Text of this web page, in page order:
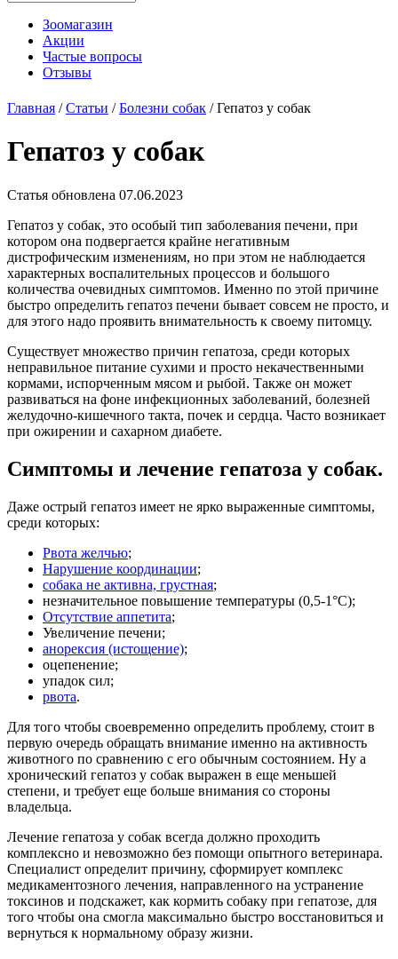
Зоомагазин
Акции
Частые вопросы
Отзывы
Главная /Статьи /Болезни собак /Гепатоз у собак
Гепатоз у собак
Статья обновлена 07.06.2023
Гепатоз у собак, это особый тип заболевания печени, при
котором она подвергается крайне негативным
дистрофическим изменениям, но при этом не наблюдается
характерных воспалительных процессов и большого
количества очевидных симптомов. Именно по этой причине
быстро определить гепатоз печени бывает совсем не просто, и
для этого надо проявить внимательность к своему питомцу.
Существует множество причин гепатоза, среди которых
неправильное питание сухими и просто некачественными
кормами, испорченным мясом и рыбой. Также он может
развиваться на фоне инфекционных заболеваний, болезней
желудочно-кишечного такта, почек и сердца. Часто возникает
при ожирении и сахарном диабете.
Симптомы и лечение гепатоза у собак.
Даже острый гепатоз имеет не ярко выраженные симптомы,
среди которых:
Рвота желчью;
Нарушение координации;
собака не активна, грустная;
незначительное повышение температуры (0,5-1°С);
Отсутствие аппетита;
Увеличение печени;
анорексия (истощение);
оцепенение;
упадок сил;
рвота.
Для того чтобы своевременно определить проблему, стоит в
первую очередь обращать внимание именно на активность
животного по сравнению с его обычным состоянием. Ну а
хронический гепатоз у собак выражен в еще меньшей
степени, и требует еще больше внимания со стороны
владельца.
Лечение гепатоза у собак всегда должно проходить
комплексно и невозможно без помощи опытного ветеринара.
Специалист определит причину, сформирует комплекс
медикаментозного лечения, направленного на устранение
токсинов и подскажет, как кормить собаку при гепатозе, для
того чтобы она смогла максимально быстро восстановиться и
вернуться к нормальному образу жизни.